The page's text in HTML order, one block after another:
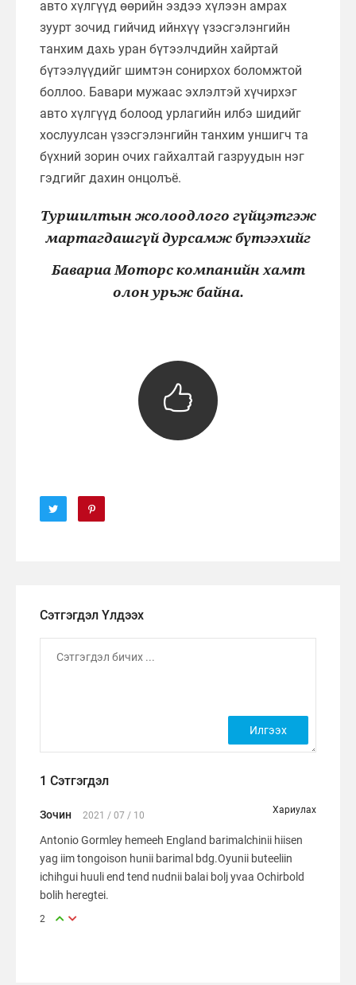
авто хүлгүүд өөрийн эздээ хүлээн амрах
зуурт зочид гийчид ийнхүү үзэсгэлэнгийн
танхим дахь уран бүтээлчдийн хайртай
бүтээлүүдийг шимтэн сонирхох боломжтой
боллоо. Бавари мужаас эхлэлтэй хүчирхэг
авто хүлгүүд болоод урлагийн илбэ шидийг
хослуулсан үзэсгэлэнгийн танхим уншигч та
бүхний зорин очих гайхалтай газруудын нэг
гэдгийг дахин онцолъё.
Туршилтын жолоодлого гүйцэтгэж
мартагдашгүй дурсамж бүтээхийг
Бавариа Моторс компанийн хамт
олон урьж байна.
Сэтгэгдэл Үлдээх
1 Сэтгэгдэл
Зочин 2021 / 07 / 10 Хариулах
Antonio Gormley hemeeh England barimalchinii hiisen
yag iim tongoison hunii barimal bdg.Oyunii buteeliin
ichihgui huuli end tend nudnii balai bolj yvaa Ochirbold
bolih heregtei.
2